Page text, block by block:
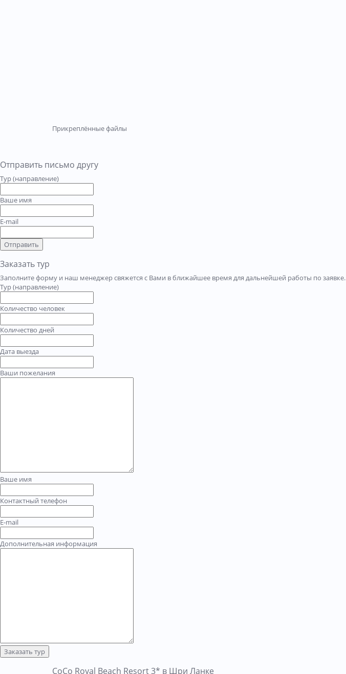
Прикреплённые файлы
Отправить письмо другу
Тур (направление)
Ваше имя
E-mail
Отправить
Заказать тур
Заполните форму и наш менеджер свяжется с Вами в ближайшее время для дальнейшей работы по заявке.
Тур (направление)
Количество человек
Количество дней
Дата выезда
Ваши пожелания
Ваше имя
Контактный телефон
E-mail
Дополнительная информация
Заказать тур
CoCo Royal Beach Resort 3* в Шри Ланке